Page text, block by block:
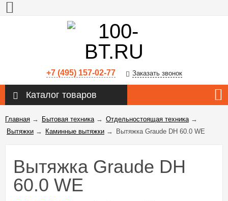
+7 (495) 157-02-77 Заказать звонок
Каталог товаров
Главная → Бытовая техника→ Отдельностоящая техника→
Вытяжки → Каминные вытяжки → Вытяжка Graude DH 60.0 WE
Вытяжка Graude DH
60.0 WE